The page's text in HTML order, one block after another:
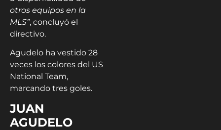
otros equipos en la
MLS”, concluyó el
directivo.
Agudelo ha vestido 28
veces los colores del US
National Team,
marcando tres goles.
JUAN
AGUDELO